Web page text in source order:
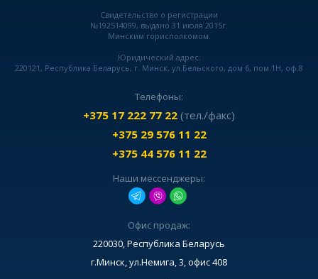
Свидетельство о регистрации
№192514099, выдано 31 июля 2015г.
Минским горисполкомом.
Юридический адрес:
220121, Республика Беларусь, г. Минск, ул.Бельского, дом 6, пом.1Н, оф.8
Телефоны:
+375 17 222 77 22 (тел./факс)
+375 29 576 11 22
+375 44 576 11 22
Наши мессенджеры:
Офис продаж:
220030, Республика Беларусь
г.Минск, ул.Немига, 3, офис 408